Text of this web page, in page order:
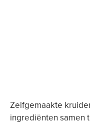
Zelfgemaakte
ingrediënten samen